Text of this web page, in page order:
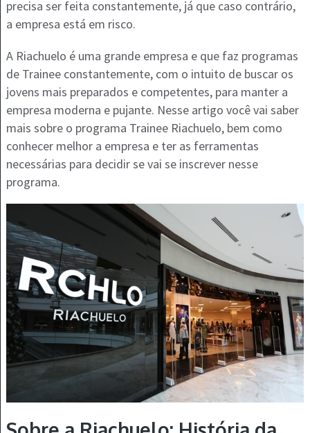
precisa ser feita constantemente, já que caso contrário,
a empresa está em risco.
A Riachuelo é uma grande empresa e que faz programas
de Trainee constantemente, com o intuito de buscar os
jovens mais preparados e competentes, para manter a
empresa moderna e pujante. Nesse artigo você vai saber
mais sobre o programa Trainee Riachuelo, bem como
conhecer melhor a empresa e ter as ferramentas
necessárias para decidir se vai se inscrever nesse
programa.